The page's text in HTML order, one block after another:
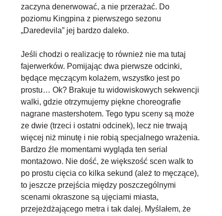
zaczyna denerwować, a nie przerażać. Do
poziomu Kingpina z pierwszego sezonu
„Daredevila” jej bardzo daleko.
Jeśli chodzi o realizację to również nie ma tutaj
fajerwerków. Pomijając dwa pierwsze odcinki,
będące męczącym kolażem, wszystko jest po
prostu… Ok? Brakuje tu widowiskowych sekwencji
walki, gdzie otrzymujemy piękne choreografie
nagrane mastershotem. Tego typu sceny są może
ze dwie (trzeci i ostatni odcinek), lecz nie trwają
więcej niż minutę i nie robią specjalnego wrażenia.
Bardzo źle momentami wygląda ten serial
montażowo. Nie dość, że większość scen walk to
po prostu cięcia co kilka sekund (ależ to męczące),
to jeszcze przejścia między poszczególnymi
scenami okraszone są ujęciami miasta,
przejeżdżającego metra i tak dalej. Myślałem, że